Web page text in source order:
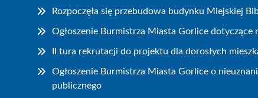
Rozpoczęła się przebudowa budynku Miejskiej
Ogłoszenie Burmistrza Miasta Gorlice dotyczące
II tura rekrutacji do projektu dla dorosłych
Ogłoszenie Burmistrza Miasta Gorlice o
publicznego